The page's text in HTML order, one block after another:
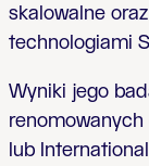
skalowalne
technologiami
Wyniki jego
lub